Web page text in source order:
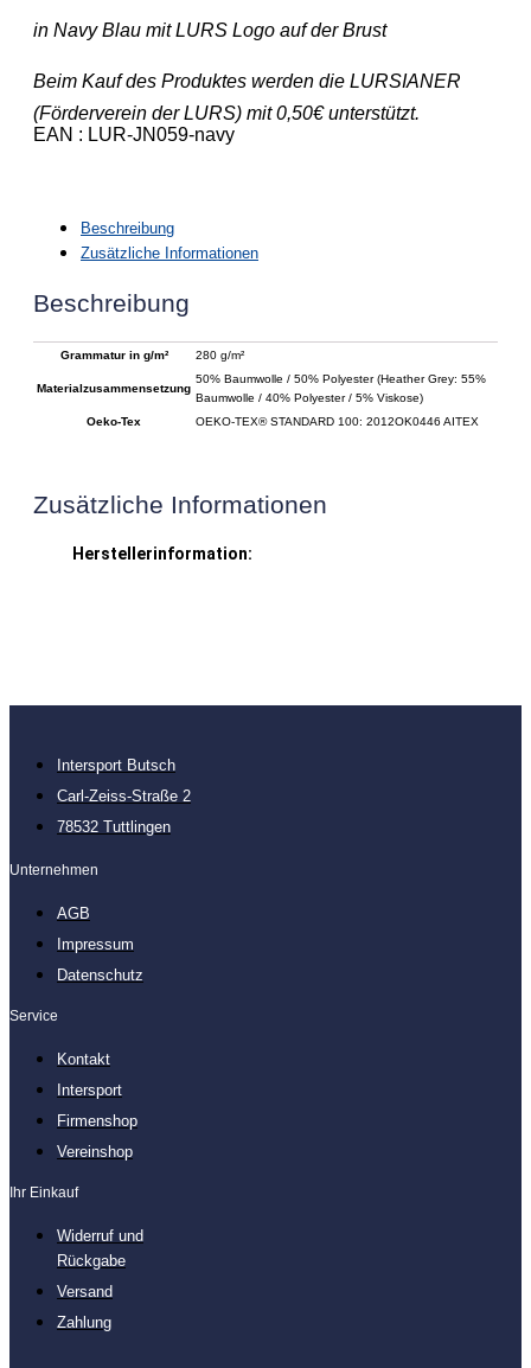
in Navy Blau mit LURS Logo auf der Brust
Beim Kauf des Produktes werden die LURSIANER
(Förderverein der LURS) mit 0,50€ unterstützt.
EAN
LUR-JN059-navy
Beschreibung
Zusätzliche Informationen
Beschreibung
Grammatur in g/m² 280 g/m²
Materialzusammensetzung
50% Baumwolle / 50% Polyester (Heather Grey: 55%
Baumwolle / 40% Polyester / 5% Viskose)
Oeko-Tex
OEKO-TEX® STANDARD 100: 2012OK0446 AITEX
Zusätzliche Informationen
Herstellerinformation:
Intersport Butsch
Carl-Zeiss-Straße 2
78532 Tuttlingen
Unternehmen
AGB
Impressum
Datenschutz
Service
Kontakt
Intersport
Firmenshop
Vereinshop
Ihr Einkauf
Widerruf und
Rückgabe
Versand
Zahlung